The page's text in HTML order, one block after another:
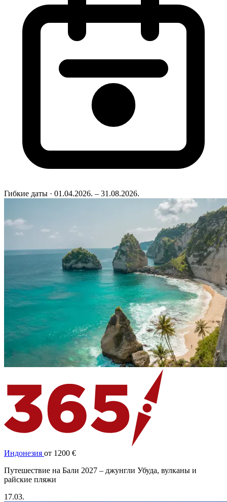
Гибкие даты · 01.04.2026. – 31.08.2026.
Индонезия от 1200 €
Путешествие на Бали 2027 – джунгли Убуда, вулканы и
райские пляжи
17.03.